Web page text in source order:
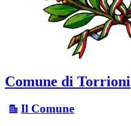
Comune di Torrioni
Il Comune